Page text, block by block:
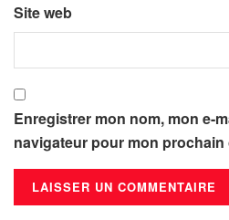
Site web
Enregistrer mon nom, mon e-
navigateur pour mon prochain